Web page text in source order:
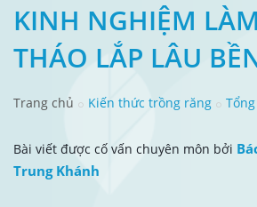
KINH NGHIỆM
THÁO LẮP LÂU
Trang chủ Kiến thức trồng răng
Bài viết được cố vấn chuyên môn bởi
Trung Khánh